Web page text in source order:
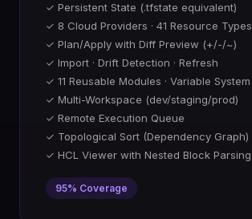
✓ Persistent State (.tfstate equivalent)
✓ 8 Cloud Providers · 41 Resource Types
✓ Plan/Apply with Diff Preview (+/-/~)
✓ Import · Drift Detection · Refresh
✓ 11 Reusable Modules · Variable System
✓ Multi-Workspace (dev/staging/prod)
✓ Remote Execution Queue
✓ Topological Sort (Dependency Graph)
✓ HCL Viewer with Nested Block Parsing
95% Coverage